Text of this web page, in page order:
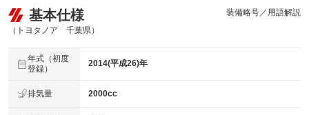
基本仕様
（トヨタノア 千葉県）
装備略号／用語解説
年式（初度
登録）
2014(平成26)年
排気量 2000cc